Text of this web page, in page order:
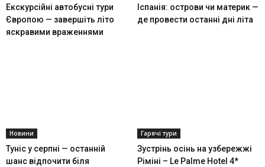
Екскурсійні автобусні тури
Європою — завершіть літо
яскравими враженнями
Іспанія: острови чи материк —
де провести останні дні літа
Новини
Туніс у серпні — останній
шанс відпочити біля
Гарячі тури
Зустрінь осінь на узбережжі
Ріміні – Le Palme Hotel 4*